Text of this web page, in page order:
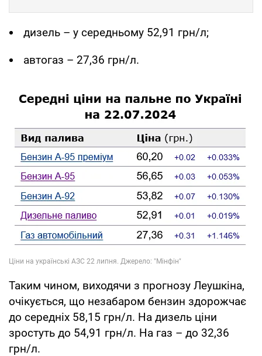
дизель – у середньому 52,91 грн/л;
автогаз – 27,36 грн/л.
Таким чином, виходячи з прогнозу Леушкіна,
очікується, що незабаром бензин здорожчає
до середніх 58,15 грн/л. На дизель ціни
зростуть до 54,91 грн/л. На газ – до 32,36
грн/л.